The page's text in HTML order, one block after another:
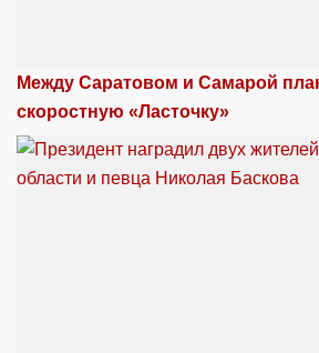
Между Саратовом и Самарой
скоростную «Ласточку»